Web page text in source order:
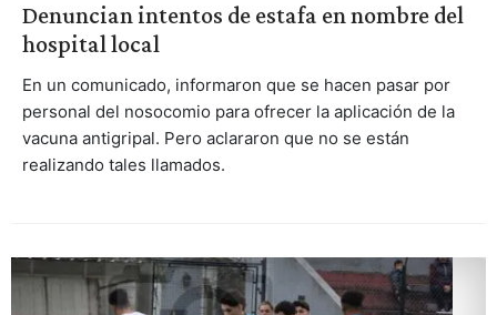
Denuncian intentos de estafa en nombre del
hospital local
En un comunicado, informaron que se hacen pasar por
personal del nosocomio para ofrecer la aplicación de la
vacuna antigripal. Pero aclararon que no se están
realizando tales llamados.